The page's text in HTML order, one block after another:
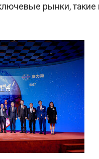
рынки, такие